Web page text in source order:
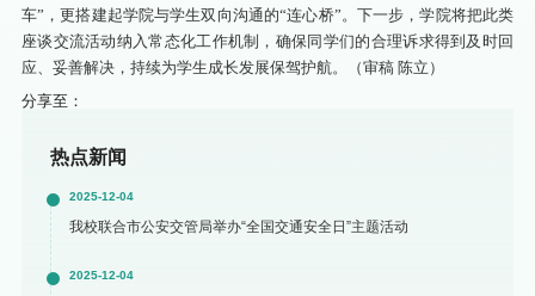
车”，更搭建起学院与学生双向沟通的“连心桥”。下一步，学院将把此类
座谈交流活动纳入常态化工作机制，确保同学们的合理诉求得到及时回
应、妥善解决，持续为学生成长发展保驾护航。（审稿 陈立）
分享至：
热点新闻
2025-12-04
我校联合市公安交管局举办“全国交通安全日”主题活动
2025-12-04